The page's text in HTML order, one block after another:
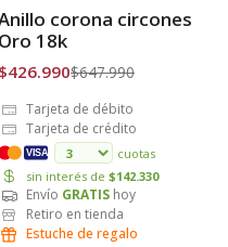
Envío Gratis
corona circones
Oro 18k
$426.990$647.990
Tarjeta de débito
Tarjeta de crédito
VISA
cuotas
sin interés de $142.330
Envío GRATIS hoy
Retiro en tienda
Estuche de regalo